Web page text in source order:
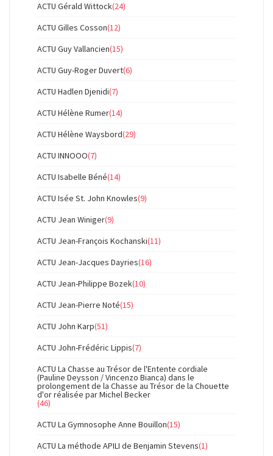
ACTU Gérald Wittock(24)
ACTU Gilles Cosson(12)
ACTU Guy Vallancien(15)
ACTU Guy-Roger Duvert(6)
ACTU Hadlen Djenidi(7)
ACTU Hélène Rumer(14)
ACTU Hélène Waysbord(29)
ACTU INNOOO(7)
ACTU Isabelle Béné(14)
ACTU Isée St. John Knowles(9)
ACTU Jean Winiger(9)
ACTU Jean-François Kochanski(11)
ACTU Jean-Jacques Dayries(16)
ACTU Jean-Philippe Bozek(10)
ACTU Jean-Pierre Noté(15)
ACTU John Karp(51)
ACTU John-Frédéric Lippis(7)
ACTU La Chasse au Trésor de l'Entente cordiale
(Pauline Deysson / Vincenzo Bianca) dans le
prolongement de la Chasse au Trésor de la Chouette
d'or réalisée par Michel Becker
(46)
ACTU La Gymnosophe Anne Bouillon(15)
ACTU La méthode APILI de Benjamin Stevens(1)